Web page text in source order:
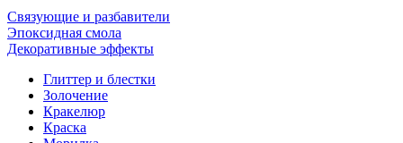
Связующие и разбавители
Эпоксидная смола
Декоративные эффекты
Глиттер и блестки
Золочение
Кракелюр
Краска